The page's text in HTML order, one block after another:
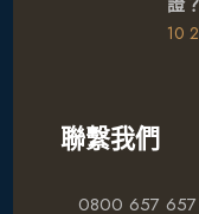
10
聯繫我們
0800 657 657